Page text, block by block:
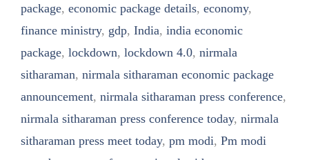
package, economic package details, economy,
finance ministry, gdp, India, india economic
package, lockdown, lockdown 4.0, nirmala
sitharaman, nirmala sitharaman economic package
announcement, nirmala sitharaman press conference,
nirmala sitharaman press conference today, nirmala
sitharaman press meet today, pm modi, Pm modi